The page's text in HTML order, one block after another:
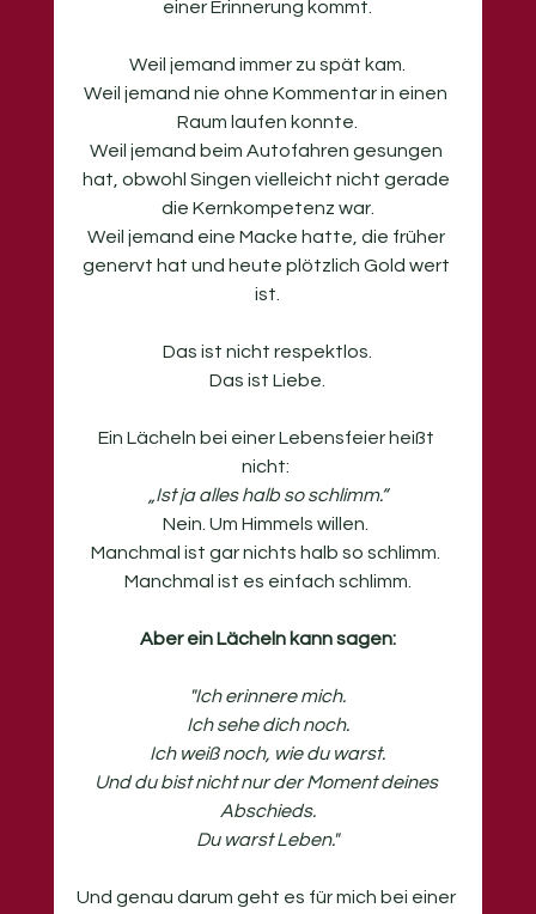
einer Erinnerung kommt.
Weil jemand immer zu spät kam.
Weil jemand nie ohne Kommentar in einen
Raum laufen konnte.
Weil jemand beim Autofahren gesungen
hat, obwohl Singen vielleicht nicht gerade
die Kernkompetenz war.
Weil jemand eine Macke hatte, die früher
genervt hat und heute plötzlich Gold wert
ist.
Das ist nicht respektlos.
Das ist Liebe.
Ein Lächeln bei einer Lebensfeier heißt
nicht:
„Ist ja alles halb so schlimm.“
Nein. Um Himmels willen.
Manchmal ist gar nichts halb so schlimm.
Manchmal ist es einfach schlimm.
Aber ein Lächeln kann sagen:
"Ich erinnere mich.
Ich sehe dich noch.
Ich weiß noch, wie du warst.
Und du bist nicht nur der Moment deines
Abschieds.
Du warst Leben."
Und genau darum geht es für mich bei einer